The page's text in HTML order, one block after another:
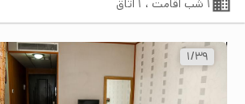
1 شب اقامت ، 1 اتاق
39
/
1